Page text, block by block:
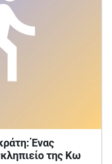
Ένας
της Κω